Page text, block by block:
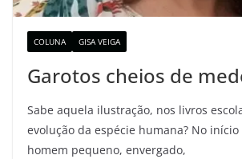
COLUNA GISA VEIGA
Garotos cheios de
Sabe aquela ilustração, nos livros
evolução da espécie humana? No
homem pequeno, envergado,